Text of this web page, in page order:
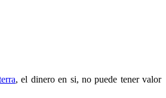
, el dinero en si, no puede tener valor